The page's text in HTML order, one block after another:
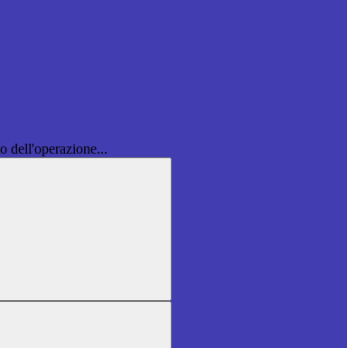
dell'operazione...